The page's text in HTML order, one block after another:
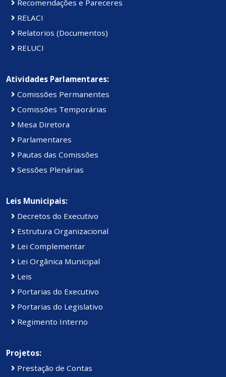
Recomendações e Pareceres
RELACI
Relatorios (Documentos)
RELUCI
Atividades Parlamentares:
Comissões Permanentes
Comissões Temporárias
Mesa Diretora
Parlamentares
Pautas das Comissões
Sessões Plenárias
Leis Municipais:
Decretos do Executivo
Estrutura Organizacional
Lei Complementar
Lei Orgânica Municipal
Leis
Portarias do Executivo
Portarias do Legislativo
Regimento Interno
Projetos:
Prestação de Contas